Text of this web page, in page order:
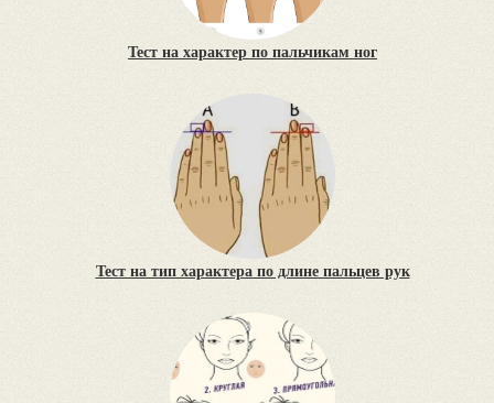
Тест на характер по пальчикам ног
Тест на тип характера по длине пальцев рук